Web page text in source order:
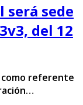
será sede
del 12
como referente